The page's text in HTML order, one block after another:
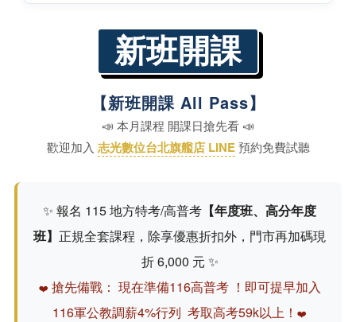
新班開課
【新班開課 All Pass】
📣 本月課程 開課日搶先看 📣
歡迎加入 志光數位台北旗艦店 LINE預約免費試聽
✨ 報名 115 地方特考/高普考 【年度班、高分年度
班】 正規全套課程，除享優惠折扣外，門市再加碼現
折 6,000 元 ✨
❤️ 搶先備戰： 現在準備116高普考 ！即可提早加入
116軍公教調薪4%行列 考取高考59k以上！ ❤️